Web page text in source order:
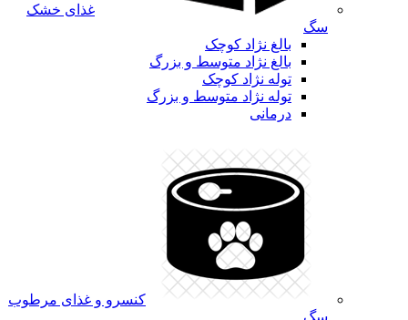
غذای خشک
سگ
بالغ نژاد کوچک
بالغ نژاد متوسط و بزرگ
توله نژاد کوچک
توله نژاد متوسط و بزرگ
درمانی
کنسرو و غذای مرطوب
سگ